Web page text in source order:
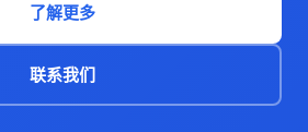
了解更多
联系我们